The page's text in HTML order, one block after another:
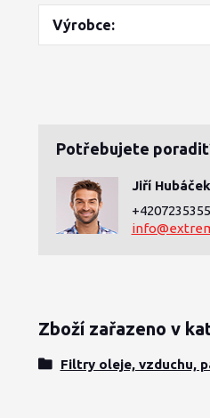
Výrobce
Potřebujete
Jiří Hubáček
Zboží zařazeno v
Filtry oleje, vzduchu,